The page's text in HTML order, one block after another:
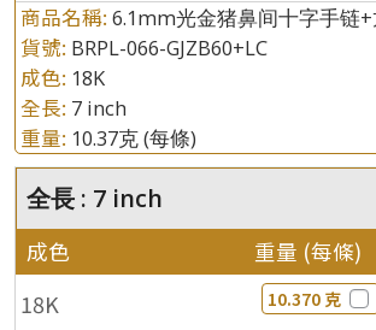
商品名稱: 6.1mm光金猪鼻间十字手链
貨號: BRPL-066-GJZB60+LC
成色: 18K
全長: 7 inch
重量: 10.37克(每條)
全長 : 7 inch
成色 重量 (每條)
18K 10.370 克